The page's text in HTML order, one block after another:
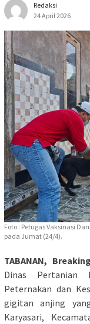
Redaksi
24 April 2026
Foto : Petugas Vaksinasi
pada Jumat (24/4).
TABANAN,
Dinas Pertanian
Peternakan dan
gigitan anjing
Karyasari,